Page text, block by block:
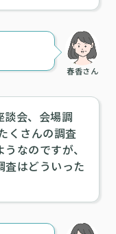
春香さん
談会、会場調
くさんの調査
なのですが、
査はどういった